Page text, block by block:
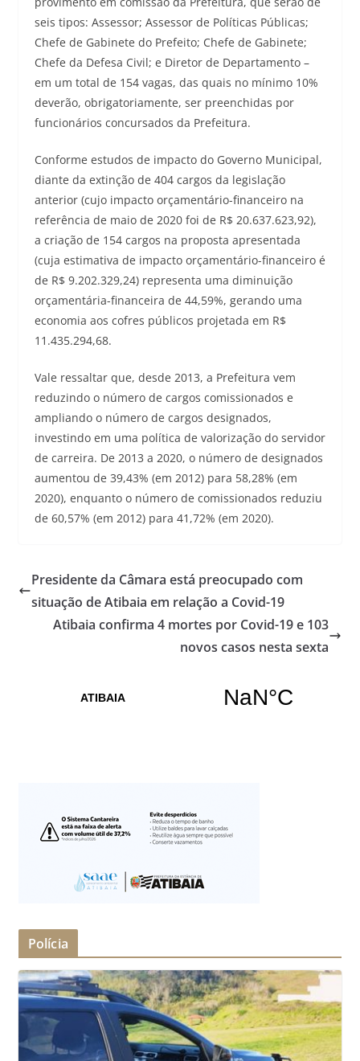
seis tipos: Assessor; Assessor de Políticas Públicas;
Chefe de Gabinete do Prefeito; Chefe de Gabinete;
Chefe da Defesa Civil; e Diretor de Departamento –
em um total de 154 vagas, das quais no mínimo 10%
deverão, obrigatoriamente, ser preenchidas por
funcionários concursados da Prefeitura.
Conforme estudos de impacto do Governo Municipal,
diante da extinção de 404 cargos da legislação
anterior (cujo impacto orçamentário-financeiro na
referência de maio de 2020 foi de R$ 20.637.623,92),
a criação de 154 cargos na proposta apresentada
(cuja estimativa de impacto orçamentário-financeiro é
de R$ 9.202.329,24) representa uma diminuição
orçamentária-financeira de 44,59%, gerando uma
economia aos cofres públicos projetada em R$
11.435.294,68.
Vale ressaltar que, desde 2013, a Prefeitura vem
reduzindo o número de cargos comissionados e
ampliando o número de cargos designados,
investindo em uma política de valorização do servidor
de carreira. De 2013 a 2020, o número de designados
aumentou de 39,43% (em 2012) para 58,28% (em
2020), enquanto o número de comissionados reduziu
de 60,57% (em 2012) para 41,72% (em 2020).
Presidente da Câmara está preocupado com
situação de Atibaia em relação a Covid-19
Atibaia confirma 4 mortes por Covid-19 e 103
novos casos nesta sexta
Polícia